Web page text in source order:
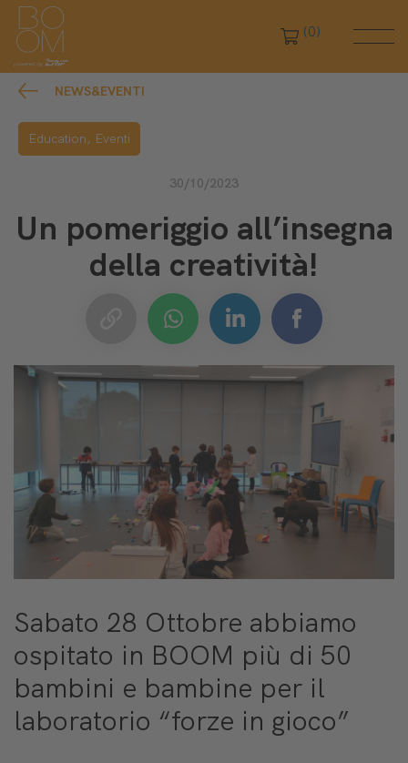
(0)
NEWS&EVENTI
Education, Eventi
30/10/2023
Un pomeriggio all’insegna
della creatività!
Sabato 28 Ottobre abbiamo
ospitato in BOOM più di 50
bambini e bambine per il
laboratorio “forze in gioco”